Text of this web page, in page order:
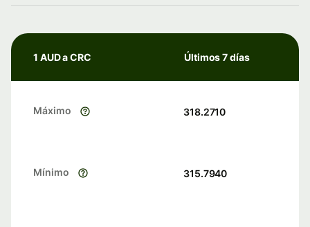
1 AUD a CRC Últimos 7 días
Máximo 318.2710
Mínimo 315.7940